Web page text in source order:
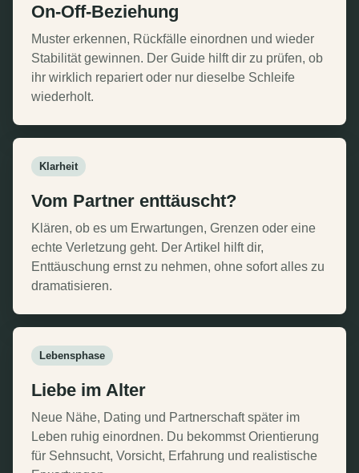
On-Off-Beziehung
Muster erkennen, Rückfälle einordnen und wieder
Stabilität gewinnen. Der Guide hilft dir zu prüfen, ob
ihr wirklich repariert oder nur dieselbe Schleife
wiederholt.
Klarheit
Vom Partner enttäuscht?
Klären, ob es um Erwartungen, Grenzen oder eine
echte Verletzung geht. Der Artikel hilft dir,
Enttäuschung ernst zu nehmen, ohne sofort alles zu
dramatisieren.
Lebensphase
Liebe im Alter
Neue Nähe, Dating und Partnerschaft später im
Leben ruhig einordnen. Du bekommst Orientierung
für Sehnsucht, Vorsicht, Erfahrung und realistische